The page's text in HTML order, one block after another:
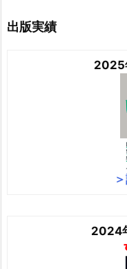
出版実績
2025
2024